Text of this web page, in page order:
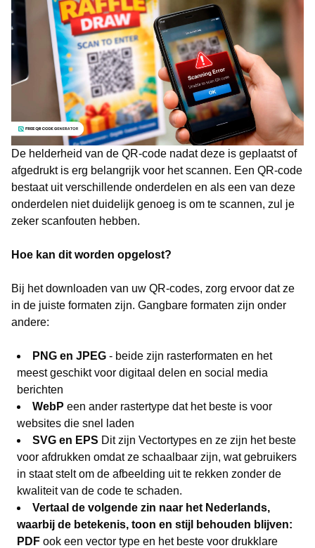
De helderheid van de QR-code nadat deze is geplaatst of
afgedrukt is erg belangrijk voor het scannen. Een QR-code
bestaat uit verschillende onderdelen en als een van deze
onderdelen niet duidelijk genoeg is om te scannen, zul je
zeker scanfouten hebben.
Hoe kan dit worden opgelost?
Bij het downloaden van uw QR-codes, zorg ervoor dat ze
in de juiste formaten zijn. Gangbare formaten zijn onder
andere:
PNG en JPEG - beide zijn rasterformaten en het
meest geschikt voor digitaal delen en social media
berichten
WebP een ander rastertype dat het beste is voor
websites die snel laden
SVG en EPS Dit zijn Vectortypes en ze zijn het beste
voor afdrukken omdat ze schaalbaar zijn, wat gebruikers
in staat stelt om de afbeelding uit te rekken zonder de
kwaliteit van de code te schaden.
Vertaal de volgende zin naar het Nederlands,
waarbij de betekenis, toon en stijl behouden blijven:
PDF ook een vector type en het beste voor drukklare